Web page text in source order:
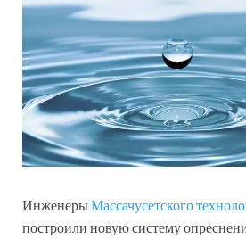
ИнженерыМассачусетского
построили новую систему